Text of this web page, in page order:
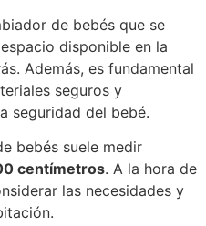
de bebés que se
disponible en la
Además, es fundamental
seguros y
seguridad del bebé.
bebés suele medir
centímetros. A la hora de
las necesidades y